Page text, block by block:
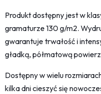
Produkt dostępny jest w
gramaturze 130 g/m2.
gwarantuje trwałość i
gładką, półmatową
Dostępny w wielu
kilka dni cieszyć się